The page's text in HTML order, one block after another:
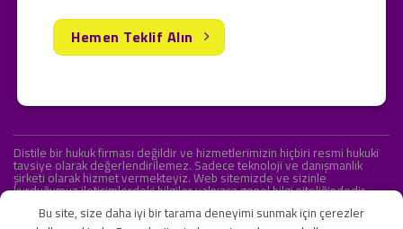
Hemen Teklif Alın
Distile bir hukuk firması değildir ve hizmetlerimizin hiçbiri resmi hukuki
tavsiye olarak değerlendirilemez. Sadece teknoloji ve danışmanlık
şirketi olarak hizmet vermekteyiz. Web sitemizde ve sizinle
kurduğumuz iletişimlerdeki bilgiler yalnızca genel bilgi niteliğindedir.
Bu site, size daha iyi bir tarama deneyimi sunmak için çerezler